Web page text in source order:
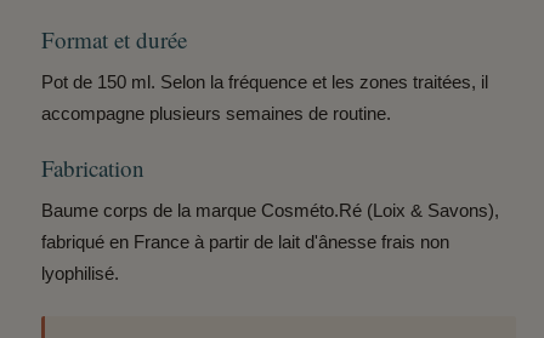
Format et durée
Pot de 150 ml. Selon la fréquence et les zones traitées, il
accompagne plusieurs semaines de routine.
Fabrication
Baume corps de la marque Cosméto.Ré (Loix & Savons),
fabriqué en France à partir de lait d'ânesse frais non
lyophilisé.